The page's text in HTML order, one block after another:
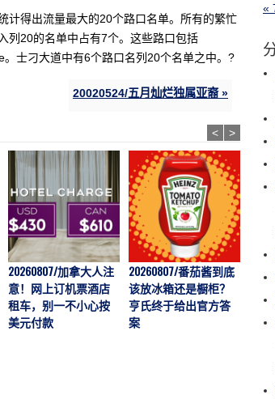
计得出流量最大的20个路口名单。所有的繁忙
列20的名单中占有7个。这些路口包括
士刁大道中有6个路口名列20个名单之中。?
20020524/五月灿烂独属亚裔 »
20260807/加拿大人注
意！网上订机票酒店
租车，别一不小心按
美元付款
20260807/番茄酱到底
该放冰箱还是橱柜？
亨氏终于给出官方答
案
价
越
说
< >
«